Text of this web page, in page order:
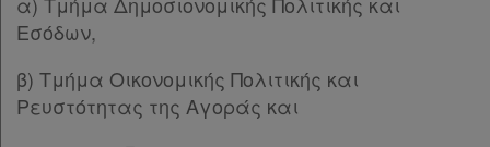
Εσόδων,
β) Τμήμα Οικονομικής Πολιτικής και
Ρευστότητας της Αγοράς και